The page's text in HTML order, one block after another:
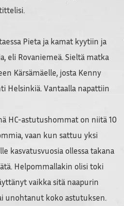
Pieta ja kamat kyytiin ja
eli Rovaniemeä. Sieltä matka
Kärsämäelle, josta Kenny
Helsinkiä. Vantaalla napattiin
HC-astutushommat on niitä 10
vaan kun sattuu yksi
kasvatusvuosia ollessa takana
Helpommallakin olisi toki
vaikka sitä naapurin
unohtanut koko astutuksen.